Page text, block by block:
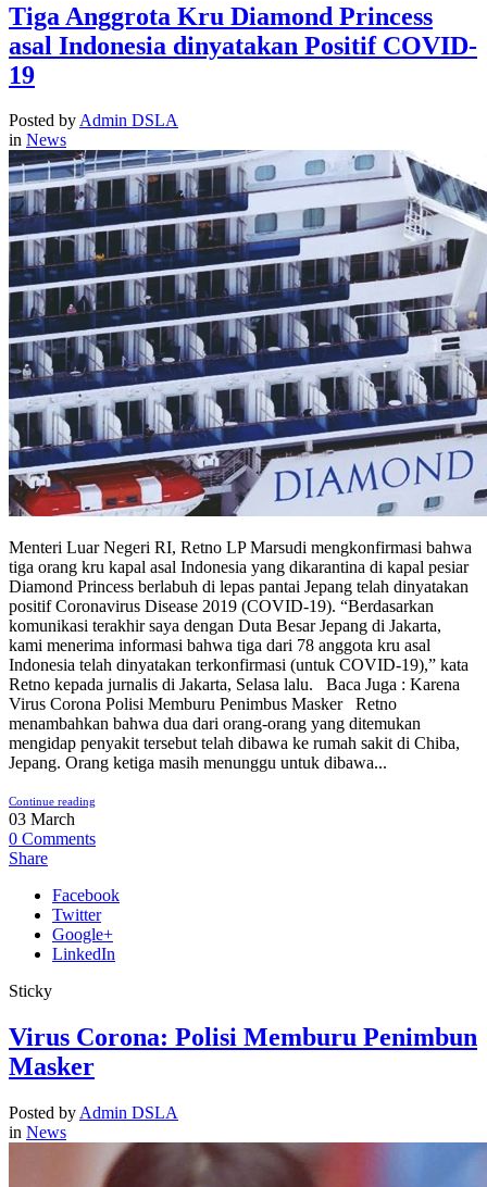
Tiga Anggrota Kru Diamond Princess
asal Indonesia dinyatakan Positif COVID-
19
Posted byAdmin DSLA
in News
Menteri Luar Negeri RI, Retno LP Marsudi mengkonfirmasi bahwa
tiga orang kru kapal asal Indonesia yang dikarantina di kapal pesiar
Diamond Princess berlabuh di lepas pantai Jepang telah dinyatakan
positif Coronavirus Disease 2019 (COVID-19). “Berdasarkan
komunikasi terakhir saya dengan Duta Besar Jepang di Jakarta,
kami menerima informasi bahwa tiga dari 78 anggota kru asal
Indonesia telah dinyatakan terkonfirmasi (untuk COVID-19),” kata
Retno kepada jurnalis di Jakarta, Selasa lalu. Baca Juga : Karena
Virus Corona Polisi Memburu Penimbus Masker Retno
menambahkan bahwa dua dari orang-orang yang ditemukan
mengidap penyakit tersebut telah dibawa ke rumah sakit di Chiba,
Jepang. Orang ketiga masih menunggu untuk dibawa...
Continue reading
03 March
0 Comments
Share
Facebook
Twitter
Google+
LinkedIn
Sticky
Virus Corona: Polisi Memburu Penimbun
Masker
Posted by Admin DSLA
in News